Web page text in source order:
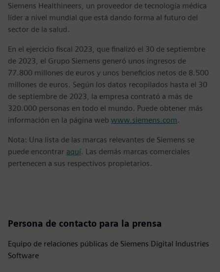
Siemens Healthineers, un proveedor de tecnología médica
líder a nivel mundial que está dando forma al futuro del
sector de la salud.
En el ejercicio fiscal 2023, que finalizó el 30 de septiembre
de 2023, el Grupo Siemens generó unos ingresos de
77.800 millones de euros y unos beneficios netos de 8.500
millones de euros. Según los datos recopilados hasta el 30
de septiembre de 2023, la empresa contrató a más de
320.000 personas en todo el mundo. Puede obtener más
información en la página web www.siemens.com.
Nota: Una lista de las marcas relevantes de Siemens se
puede encontrar aquí. Las demás marcas comerciales
pertenecen a sus respectivos propietarios.
Persona de contacto para la prensa
Equipo de relaciones públicas de Siemens Digital Industries
Software